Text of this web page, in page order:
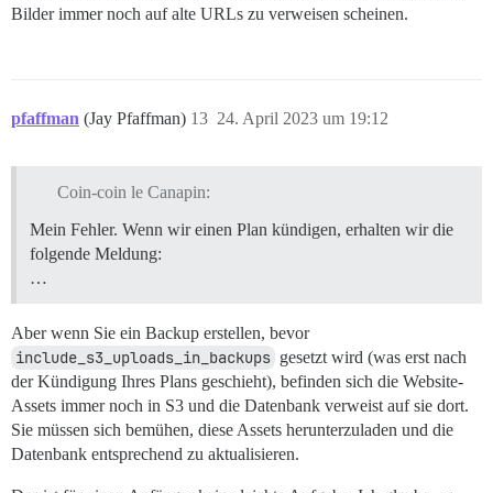
Bilder immer noch auf alte URLs zu verweisen scheinen.
pfaffman (Jay Pfaffman) 24. April 2023 um 19:12
13
Coin-coin le Canapin:
Mein Fehler. Wenn wir einen Plan kündigen, erhalten wir die
folgende Meldung:
…
Aber wenn Sie ein Backup erstellen, bevor
include_s3_uploads_in_backups gesetzt wird (was erst nach
der Kündigung Ihres Plans geschieht), befinden sich die Website-
Assets immer noch in S3 und die Datenbank verweist auf sie dort.
Sie müssen sich bemühen, diese Assets herunterzuladen und die
Datenbank entsprechend zu aktualisieren.